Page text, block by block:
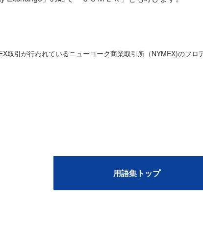
取引が行われているニューヨーク商業取引所（NYMEX)のフロ
用語集トップ